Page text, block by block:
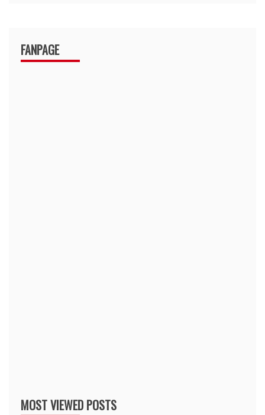
FANPAGE
MOST VIEWED POSTS